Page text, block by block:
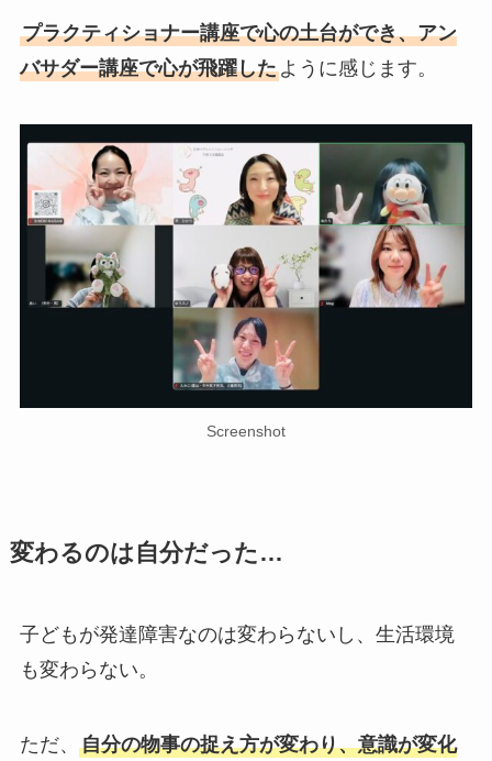
プラクティショナー講座で心の土台ができ、アン
バサダー講座で心が飛躍したように感じます。
Screenshot
変わるのは自分だった…
子どもが発達障害なのは変わらないし、生活環境
も変わらない。
ただ、 自分の物事の捉え方が変わり、意識が変化